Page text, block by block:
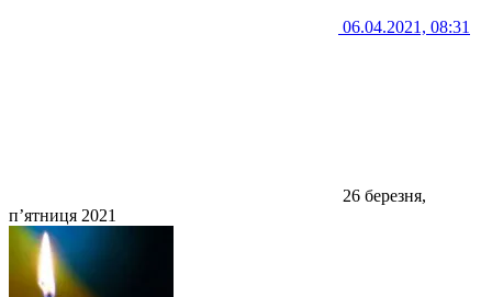
06.04.2021, 08:31
26 березня,
п’ятниця 2021